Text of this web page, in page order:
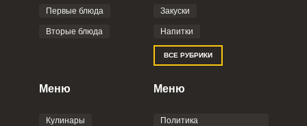
Фото до 4 шт, до 5 mb
Отправляя эту форму, вы соглашаетесь с
Политикой
Пользовательским
соглашением
Первые блюда
Вторые блюда
Закуски
Напитки
ВСЕ РУБРИКИ
Меню
Кулинары
Меню
Политика